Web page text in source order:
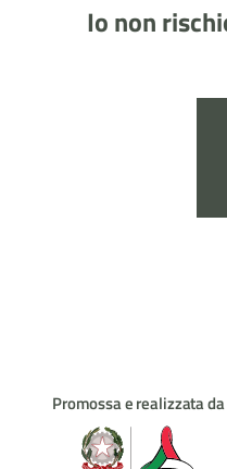
Io non
Promossa e realizzata da